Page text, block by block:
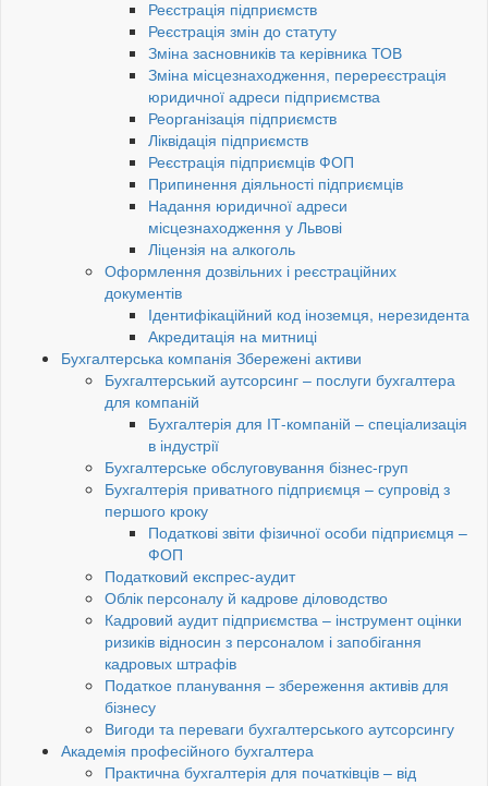
Реєстрація підприємств
Реєстрація змін до статуту
Зміна засновників та керівника ТОВ
Зміна місцезнаходження, перереєстрація
юридичної адреси підприємства
Реорганізація підприємств
Ліквідація підприємств
Реєстрація підприємців ФОП
Припинення діяльності підприємців
Надання юридичної адреси
місцезнаходження у Львові
Ліцензія на алкоголь
Оформлення дозвільних і реєстраційних
документів
Ідентифікаційний код іноземця, нерезидента
Акредитація на митниці
Бухгалтерська компанія Збережені активи
Бухгалтерський аутсорсинг – послуги бухгалтера
для компаній
Бухгалтерія для ІТ-компаній – спеціализація
в індустрії
Бухгалтерське обслуговування бізнес-груп
Бухгалтерія приватного підприємця – супровід з
першого кроку
Податкові звіти фізичної особи підприємця –
ФОП
Податковий експрес-аудит
Облік персоналу й кадрове діловодство
Кадровий аудит підприємства – інструмент оцінки
ризиків відносин з персоналом і запобігання
кадровых штрафів
Податкое планування – збереження активів для
бізнесу
Вигоди та переваги бухгалтерського аутсорсингу
Академія професійного бухгалтера
Практична бухгалтерія для початківців – від